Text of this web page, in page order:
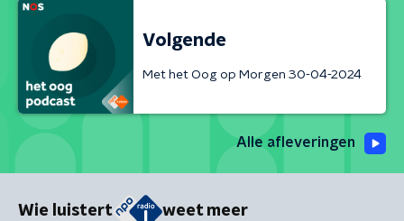
Volgende
Met het Oog op Morgen 30-04-2024
Alle afleveringen
Wie luistert weet meer